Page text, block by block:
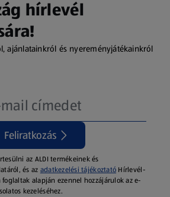
hírlevél
ajánlatainkról és nyereményjátékainkról
Feliratkozás
az ALDI termékeinek és
és az adatkezelési tájékoztató Hírlevél-
alapján ezennel hozzájárulok az e-
kezeléséhez.